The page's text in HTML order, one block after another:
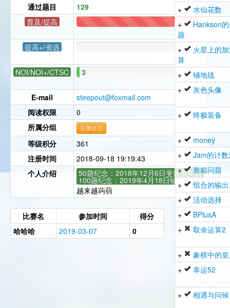
通过题目
129
普及/提高
提高+/省选
NOI/NOI+/CTSC 3
E-mail
steepout@foxmail.com
阅读权限
0
所属分组
注册会员
等级积分
361
注册时间
2018-09-18 19:19:43
个人介绍
50题纪念：2018年12月6日斐波那契数
100题纪念：2019年4月18日铺地毯
越来越蒟蒻
比赛名 参加时间
得分
哈哈哈
2019-03-07 0
+
水仙花数
+
Hankson
题
+
火星上的
算
+
铺地毯
+
灰色头像
+ 终极装备
+
money
+
Jam的计
+
装箱问题
+
组合的输出
+
活动选择
+
BPlusA
+
取余运算2
+
象棋中的
+
幸运52
+ 相遇与问候